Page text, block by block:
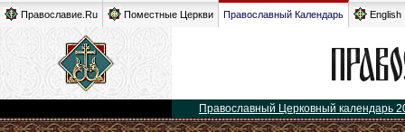
Православие.Ru Поместные Церкви Православный Календарь English
Православный Церковный календарь